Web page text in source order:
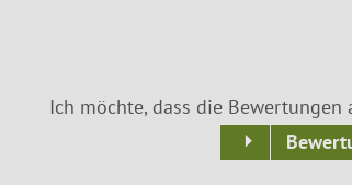
Ich möchte, dass die